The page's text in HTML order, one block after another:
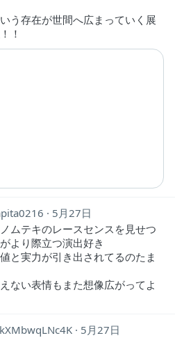
う存在が世間へ広まっていく展
！
5月27日
ムテキのレースセンスを見せつ
より際立つ演出好き
と実力が引き出されてるのたま
ない表情もまた想像広がってよ
5月27日